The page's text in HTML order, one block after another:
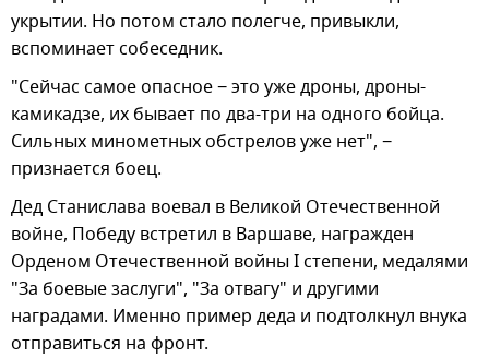
укрытии. Но потом стало полегче, привыкли,
вспоминает собеседник.
"Сейчас самое опасное − это уже дроны, дроны-
камикадзе, их бывает по два-три на одного бойца.
Сильных минометных обстрелов уже нет", −
признается боец.
Дед Станислава воевал в Великой Отечественной
войне, Победу встретил в Варшаве, награжден
Орденом Отечественной войны I степени, медалями
"За боевые заслуги", "За отвагу" и другими
наградами. Именно пример деда и подтолкнул внука
отправиться на фронт.